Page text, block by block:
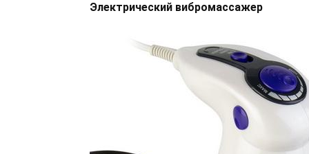
Электрический вибромассажер